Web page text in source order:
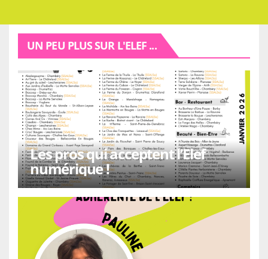
UN PEU PLUS SUR L'ELEF ...
Les pros qui acceptent l’Elef
numérique !